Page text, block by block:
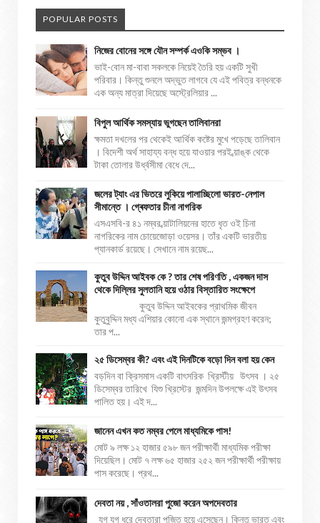
POPULAR POSTS
নিজের বোনের সঙ্গে যৌন সম্পর্ক এওকি সম্ভব ।
ভাই-বোন মা-বাবা সকলকে নিয়েই তৈরি হয় একটি সুখী
পরিবার। কিন্তু শুনলে অদ্ভুত লাগবে যে এই পবিত্র বন্ধনকে
এক অন্য মাত্রা দিয়েছে অস্ট্রেলিয়ার ...
বিপুল আর্থিক সমস্যায় ভুগছেন তালিবানরা
ক্ষমতা দখলের পর থেকেই আর্থিক কষ্টের মুখে পড়েছে তালিবান
। বিদেশী অর্থ সাহায্য বন্ধ হয়ে যাওয়ার পরই ব্য়াঙ্ক থেকে
টাকা তোলার উর্ধ্বসীমা বেধে দে...
জলের ট্যাং এর ভিতরে লুকিয়ে পালাচ্ছিলো ভারত-নেপাল
সীমান্তে । গ্ৰেফতার চীনা নাগরিক
এসএসবি-র ৪১ নম্বর ব্য়াটালিয়নের হাতে ধৃত ওই চিনা
নাগরিকের নাম চোয়েজোড়া ওয়েসর। তাঁর একটি ভারতীয়
প্যানকার্ড রয়েছে। সেখানে নাম রয়েছ...
কুতুব উদ্দিন আইবক কে ? তার শেষ পরিণতি , একজন দাস
থেকে দিল্লির সুলতানি হয়ে ওঠার বিস্তারিত সংক্ষেপে
কুতুব উদ্দিন আইবকের প্রাথমিক জীবন
কুতুবুদ্দিন মধ্য এশিয়ার কোনো এক স্থানে জন্মগ্রহণ করেন;
তার প...
২৫ ডিসেম্বর কী? এবং এই দিনটিকে বড়ো দিন বলা হয় কেন
বড়দিন বা ক্রিসমাস একটি বাৎসরিক খ্রিস্টীয় উৎসব । ২৫
ডিসেম্বর তারিখে যিশু খ্রিস্টের জন্মদিন উপলক্ষে এই উৎসব
পালিত হয়। এই দ...
জানেন এখন কত নম্বর পেলে মাধ্যমিকে পাস!
মোট ৯ লক্ষ ১২ হাজার ৫৯৮ জন পরীক্ষার্থী মাধ্যমিক পরীক্ষা
দিয়েছিল। মোট ৭ লক্ষ ৬৫ হাজার ২৫২ জন পরীক্ষার্থী পরীক্ষায়
পাস করেছে। প্রথ...
দেবতা নয় , সাঁওতালরা পুজো করেন অপদেবতার
যুগ যুগ ধরে দেবতারা পূজিত হয়ে এসেছেন। কিন্তু ভারত এবং